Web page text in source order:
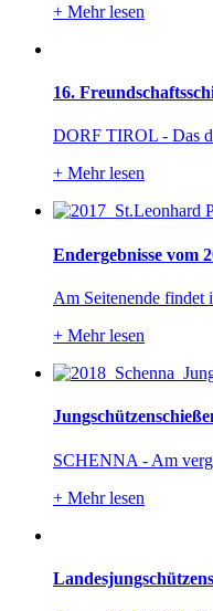
+ Mehr lesen
16.
DORF TIROL - Das
+ Mehr lesen
Endergebnisse vom
Am Seitenende findet
+ Mehr lesen
SCHENNA - Am
+ Mehr lesen